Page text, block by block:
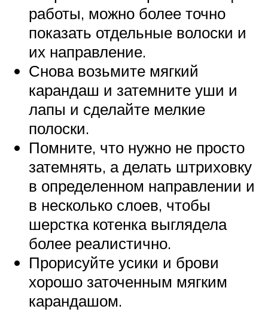
работы, можно более точно
показать отдельные волоски и
их направление.
Снова возьмите мягкий
карандаш и затемните уши и
лапы и сделайте мелкие
полоски.
Помните, что нужно не просто
затемнять, а делать штриховку
в определенном направлении и
в несколько слоев, чтобы
шерстка котенка выглядела
более реалистично.
Прорисуйте усики и брови
хорошо заточенным мягким
карандашом.